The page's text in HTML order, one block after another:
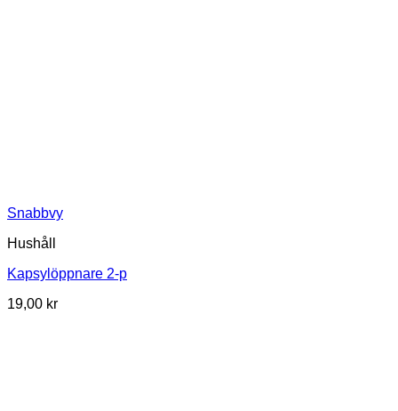
Snabbvy
Hushåll
Kapsylöppnare 2-p
19,00 kr